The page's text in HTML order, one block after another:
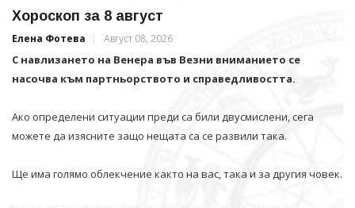
Хороскоп за 8 август
Елена Фотева Август 08, 2026
С навлизането на Венера във Везни вниманието се
насочва към партньорството и справедливостта.
Ако определени ситуации преди са били двусмислени, сега
можете да изясните защо нещата са се развили така.
Ще има голямо облекчение както на вас, така и за другия човек.